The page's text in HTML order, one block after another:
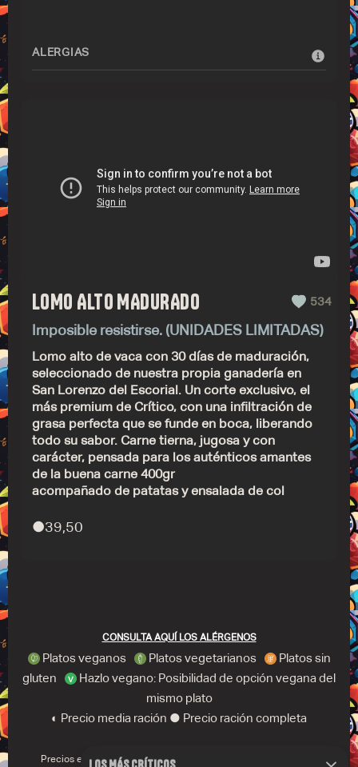
ALERGIAS
LOMO ALTO MADURADO 534
Imposible resistirse. (UNIDADES LIMITADAS)
Lomo alto de vaca con 30 días de maduración,
seleccionado de nuestra propia ganadería en
San Lorenzo del Escorial. Un corte exclusivo, el
más premium de Crítico, con una infiltración de
grasa perfecta que se funde en boca, liberando
todo su sabor. Carne tierna, jugosa y con
carácter, pensada para los auténticos amantes
de la buena carne 400gr
acompañado de patatas y ensalada de col
●39,50
CONSULTA AQUÍ LOS ALÉRGENOS
Platos veganos Platos vegetarianos
Platos sin
gluten
Hazlo vegano: Posibilidad de opción vegana del
mismo plato
◐ Precio media ración ● Precio ración completa
Precios expresados en euros. Todos los precios incluyen el IVA.